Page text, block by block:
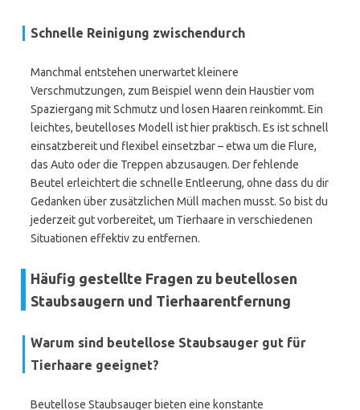
Schnelle Reinigung zwischendurch
Manchmal entstehen unerwartet kleinere
Verschmutzungen, zum Beispiel wenn dein Haustier vom
Spaziergang mit Schmutz und losen Haaren reinkommt. Ein
leichtes, beutelloses Modell ist hier praktisch. Es ist schnell
einsatzbereit und flexibel einsetzbar – etwa um die Flure,
das Auto oder die Treppen abzusaugen. Der fehlende
Beutel erleichtert die schnelle Entleerung, ohne dass du dir
Gedanken über zusätzlichen Müll machen musst. So bist du
jederzeit gut vorbereitet, um Tierhaare in verschiedenen
Situationen effektiv zu entfernen.
Häufig gestellte Fragen zu beutellosen
Staubsaugern und Tierhaarentfernung
Warum sind beutellose Staubsauger gut für
Tierhaare geeignet?
Beutellose Staubsauger bieten eine konstante